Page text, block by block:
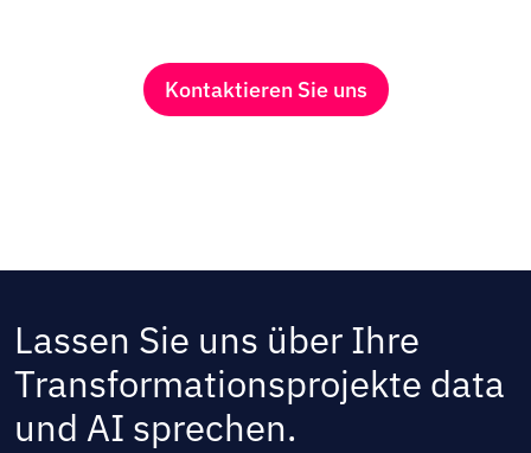
Kontaktieren Sie uns
Lassen Sie uns über Ihre
Transformationsprojekte data
und AI sprechen.